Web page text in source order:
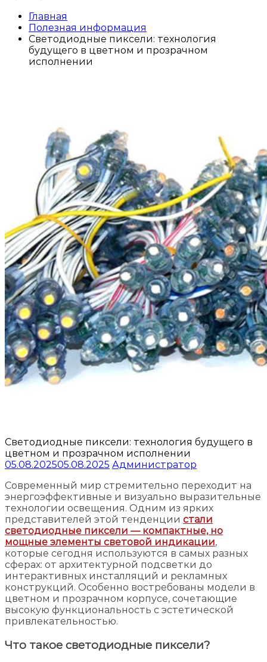
Главная
Полезная информация
Светодиодные пиксели: технология
будущего в цветном и прозрачном
исполнении
Светодиодные пиксели: технология будущего в
цветном и прозрачном исполнении
05.08.202505.08.2025 Администратор
Современный мир стремительно переходит на
энергоэффективные и визуально выразительные
технологии освещения. Одним из ярких
представителей этой тенденции стали
светодиодные пиксели — компактные, но
мощные элементы световой индикации,
которые сегодня используются в самых разных
сферах: от архитектурной подсветки до
интерактивных инсталляций и рекламных
конструкций. Особенно востребованы модели в
цветном и прозрачном корпусе, сочетающие
высокую функциональность с эстетической
привлекательностью.
Что такое светодиодные пиксели?